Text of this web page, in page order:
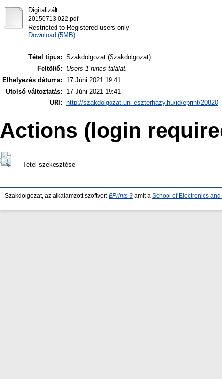
Digitalizált
20150713-022.pdf
Restricted to Registered users only
Download (5MB)
Tétel típus: Szakdolgozat (Szakdolgozat)
Feltöltő:
Users 1 nincs találat.
Elhelyezés dátuma:
17 Júni 2021 19:41
Utolsó változtatás:
17 Júni 2021 19:41
URI:
http://szakdolgozat.uni-eszterhazy.hu/id/eprint/20820
Actions (login
Tétel szekesztése
Szakdolgozat, az alkalamzott szoftver: EPrints 3 amit a School of Electronics